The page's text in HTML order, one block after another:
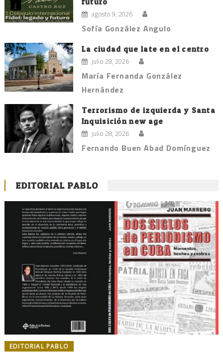
agosto 9, 2026
Sofía González Angulo
La ciudad que late en el centro
julio 28, 2026
María Fernanda González
Hernández
Terrorismo de izquierda y Santa
Inquisición new age
julio 28, 2026
Fernando Buen Abad Domínguez
EDITORIAL PABLO
EDITORIAL PABLO